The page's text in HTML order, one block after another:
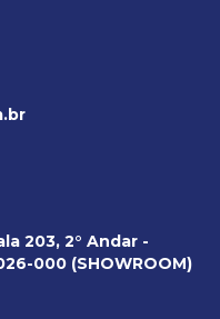
203, 2° Andar -
000 (SHOWROOM)